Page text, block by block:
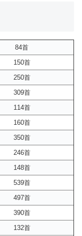
84首
150首
250首
309首
114首
160首
350首
246首
148首
539首
497首
390首
132首